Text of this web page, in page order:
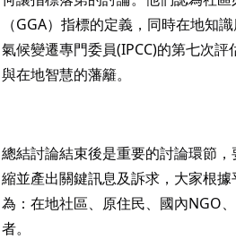
（GGA）指標的定義，同時在地知
氣候變遷專門委員(IPCC)的第七次
與在地智慧的藩籬。
總結討論結束後是重要的討論環節
縮並產出關鍵訊息及訴求，大家根
為：在地社區、原住民、國內NGO
者。